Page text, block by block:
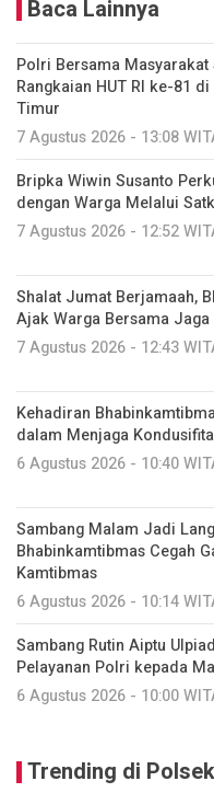
Baca Lainnya
Polri Bersama Masyarakat
Rangkaian HUT RI ke-81
Timur
7 Agustus 2026 - 13:08
Bripka Wiwin Susanto
dengan Warga Melalui
7 Agustus 2026 - 12:52
Shalat Jumat Berjamaah,
Ajak Warga Bersama
7 Agustus 2026 - 12:43
Kehadiran
dalam Menjaga
6 Agustus 2026 - 10:40
Sambang Malam Jadi
Bhabinkamtibmas Cegah
Kamtibmas
6 Agustus 2026 - 10:14
Sambang Rutin Aiptu
Pelayanan Polri kepada
6 Agustus 2026 - 10:00
Trending di